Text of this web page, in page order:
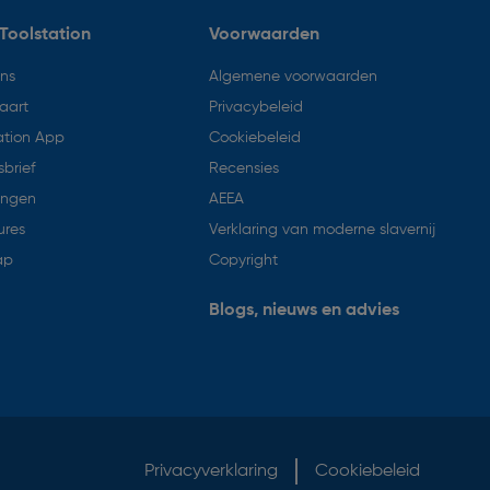
App
Voorwaarden
Algemene voorwaarden
Privacybeleid
Cookiebeleid
Recensies
AEEA
Verklaring van moderne slavernij
Copyright
Blogs, nieuws en advies
Privacyverklaring Cookiebeleid